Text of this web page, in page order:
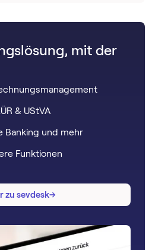
mit der
& UStVA
Banking und mehr
Funktionen
zu sevdesk→
→